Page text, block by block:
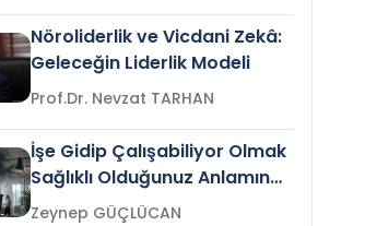
Nöroliderlik ve Vicdani Zekâ:
Geleceğin Liderlik Modeli
Prof.Dr. Nevzat TARHAN
İşe Gidip Çalışabiliyor Olmak
Sağlıklı Olduğunuz Anlamına
Gelir mi?Zeynep GÜÇLÜCAN